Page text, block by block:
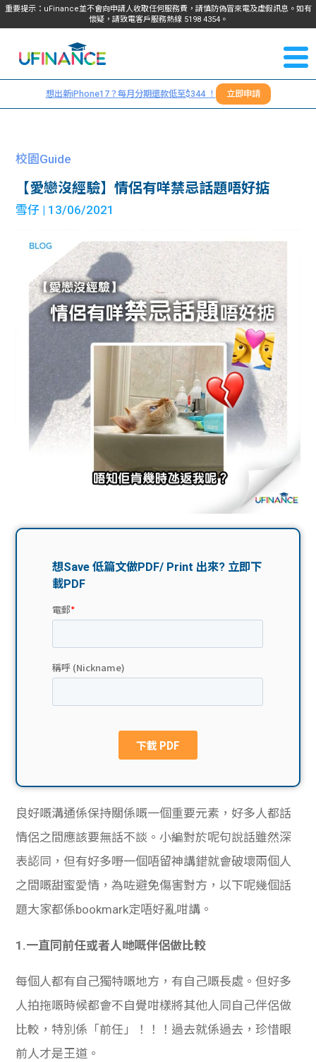
重要提示：uFinance並不會向申請人收取任何服務費，請慎防偽冒來電及虛假訊息。如有
懷疑，請致電客戶服務熱線 5198 4354。
我們
服務
貸款
貸款
計算
學生
故事
分享
生學
費貸
計數
網上
私人
貸款
貸款
計數
資訊
Blog
大專
生筍
工推
介
搵工
Exc
Gui
校園
Gui
de
理財
Gui
101
常見
問題
學生
福利
uFina
nce
聯絡
我們
們
＋
想出新iPhone17？每月分期還款低至$344 ！ 立即申請
校園Guide
【愛戀沒經驗】情侶有咩禁忌話題唔好掂
雪仔 | 13/06/2021
良好嘅溝通係保持關係嘅一個重要元素，好多人都話
情侶之間應該要無話不談。小編對於呢句說話雖然深
表認同，但有好多嘢一個唔留神講錯就會破壞兩個人
之間嘅甜蜜愛情，為咗避免傷害對方，以下呢幾個話
題大家都係bookmark定唔好亂咁講。
1.一直同前任或者人哋嘅伴侶做比較
每個人都有自己獨特嘅地方，有自己嘅長處。但好多
人拍拖嘅時候都會不自覺咁樣將其他人同自己伴侶做
比較，特別係「前任」！！！過去就係過去，珍惜眼
前人才是王道。